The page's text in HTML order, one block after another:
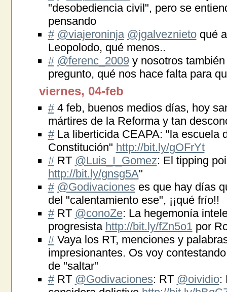
"desobediencia civil", pero se
pensando
# @viajeroninja @jgalveznietoqué
Leopolodo, qué menos..
# @ferenc_2009y nosotros
pregunto, qué nos hace falta para
viernes, 04-feb
#4 feb, buenos medios días, hoy
mártires de la Reforma y tan
#La liberticida CEAPA: "la escuela
Constitución" http://bit.ly/gOFrYt
#RT @Luis_I_Gomez: El tipping
http://bit.ly/gnsg5A"
# @Godivacioneses que hay días
del "calentamiento ese", ¡¡qué frío!!
#RT @conoZe: La hegemonía
progresista http://bit.ly/fZn5o1por
#Vaya los RT, menciones y
impresionantes. Os voy
de "saltar"
#RT @Godivaciones: RT @oividio: